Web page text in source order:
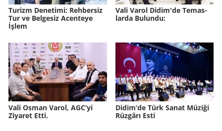
Tu­rizm De­ne­ti­mi: Reh­ber­siz
Tur ve Bel­ge­siz Acen­te­ye
İşlem
Vali Varol Didim'de Te­mas­
lar­da Bu­lun­du:
Vali Osman Varol, AGC’yi
Ziyaret Etti.
Didim’de Türk Sanat Mü­zi­ği
Rüz­gâ­rı Esti